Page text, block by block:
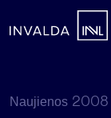
Naujienos 2008